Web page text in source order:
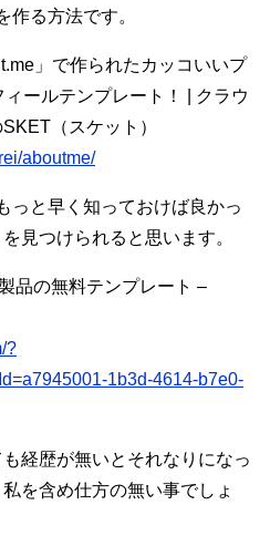
作る方法です。
」で作られたカッコいいプ
ールテンプレート！ | クラウ
（スケット）
aboutme/
っと早く知っておけば良かっ
見つけられると思います。
品の無料テンプレート –
?
1b3d-4614-b7e0-
経歴が無いとそれなりになっ
を含め仕方の無い事でしょ